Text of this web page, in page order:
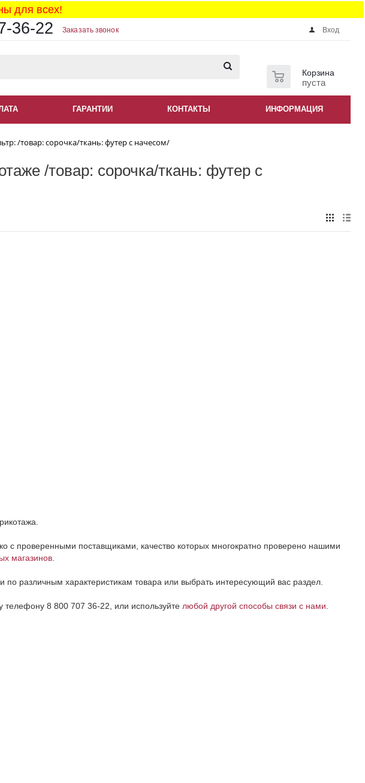
для всех!
36-22 Заказать звонок Вход
Корзина
пуста
ГАРАНТИИ КОНТАКТЫ ИНФОРМАЦИЯ
/товар: сорочка/ткань: футер с начесом/
/товар: сорочка/ткань: футер с
с проверенными поставщиками, качество которых многократно проверено нашими
магазинов
по различным характеристикам товара или выбрать интересующий вас раздел.
8 800 707 36-22, или используйте любой другой способы связи с нами